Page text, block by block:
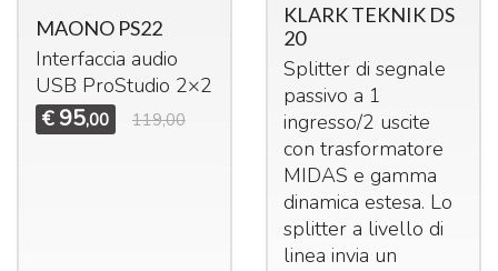
MAONO PS22
Interfaccia audio
USB ProStudio 2×2
€ 95,00 119,00
KLARK TEKNIK DS
20
Splitter di segnale
passivo a 1
ingresso/2 uscite
con trasformatore
MIDAS e gamma
dinamica estesa. Lo
splitter a livello di
linea invia un